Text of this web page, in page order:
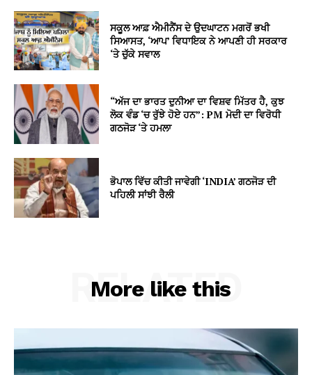
ਸਕੂਲ ਆਫ਼ ਐਮੀਨੈਂਸ ਦੇ ਉਦਘਾਟਨ ਮਗਰੋਂ ਭਖੀ
ਸਿਆਸਤ, ‘ਆਪ’ ਵਿਧਾਇਕ ਨੇ ਆਪਣੀ ਹੀ ਸਰਕਾਰ
‘ਤੇ ਚੁੱਕੇ ਸਵਾਲ
“ਅੱਜ ਦਾ ਭਾਰਤ ਦੁਨੀਆ ਦਾ ਵਿਸ਼ਵ ਮਿੱਤਰ ਹੈ, ਕੁਝ
ਲੋਕ ਵੰਡ ‘ਚ ਰੁੱਝੇ ਹੋਏ ਹਨ”: PM ਮੋਦੀ ਦਾ ਵਿਰੋਧੀ
ਗਠਜੋੜ ‘ਤੇ ਹਮਲਾ
ਭੋਪਾਲ ਵਿੱਚ ਕੀਤੀ ਜਾਵੇਗੀ ‘INDIA’ ਗਠਜੋੜ ਦੀ
ਪਹਿਲੀ ਸਾਂਝੀ ਰੈਲੀ
More like this
RELATED